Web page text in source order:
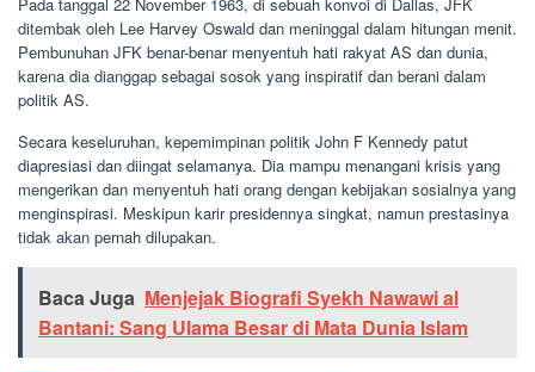
ditembak oleh Lee Harvey Oswald dan meninggal dalam hitungan menit.
Pembunuhan JFK benar-benar menyentuh hati rakyat AS dan dunia,
karena dia dianggap sebagai sosok yang inspiratif dan berani dalam
politik AS.
Secara keseluruhan, kepemimpinan politik John F Kennedy patut
diapresiasi dan diingat selamanya. Dia mampu menangani krisis yang
mengerikan dan menyentuh hati orang dengan kebijakan sosialnya yang
menginspirasi. Meskipun karir presidennya singkat, namun prestasinya
tidak akan pernah dilupakan.
Baca Juga Menjejak Biografi Syekh Nawawi al
Bantani: Sang Ulama Besar di Mata Dunia Islam